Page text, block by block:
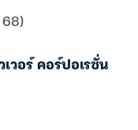
เวอร์ คอร์ปอเรชั่น